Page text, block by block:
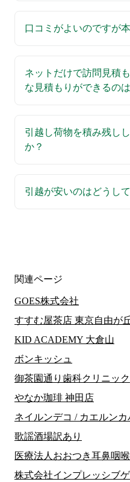
口コミがよいのですが
ネットだけで訪問見積
な見積もりができるの
引越し荷物を積み残し
か？
引越が安いのはどうし
関連ページ
GOES株式会社
すすむ屋茶店 東京自由が
KID ACADEMY 大倉山
ボンキッシュ
御茶園通り歯科クリニック
やなか珈琲 神田店
ネイルンデコ / カエルンカ
歌謡酒場訳あり
医療法人おおつき耳鼻咽
株式会社インプレッシブゲ